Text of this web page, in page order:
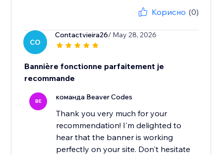
Корисно (0)
CO
Contactvieira26/ May 28, 2026
Bannière fonctionne parfaitement je
recommande
BE команда Beaver Codes
Thank you very much for your
recommendation! I'm delighted to
hear that the banner is working
perfectly on your site. Don't hesitate